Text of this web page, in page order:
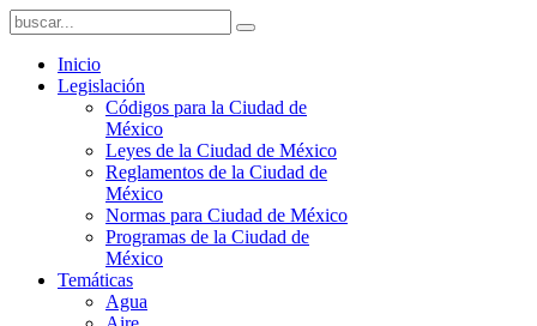
Inicio
Legislación
Códigos para la Ciudad de
México
Leyes de la Ciudad de México
Reglamentos de la Ciudad de
México
Normas para Ciudad de México
Programas de la Ciudad de
México
Temáticas
Agua